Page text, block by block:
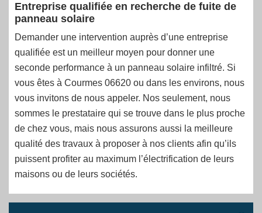
Entreprise qualifiée en recherche de fuite de
panneau solaire
Demander une intervention auprès d’une entreprise
qualifiée est un meilleur moyen pour donner une
seconde performance à un panneau solaire infiltré. Si
vous êtes à Courmes 06620 ou dans les environs, nous
vous invitons de nous appeler. Nos seulement, nous
sommes le prestataire qui se trouve dans le plus proche
de chez vous, mais nous assurons aussi la meilleure
qualité des travaux à proposer à nos clients afin qu’ils
puissent profiter au maximum l’électrification de leurs
maisons ou de leurs sociétés.